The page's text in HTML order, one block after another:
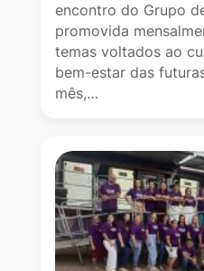
encontro do Grupo
promovida
temas voltados ao
bem-estar das
mês,…